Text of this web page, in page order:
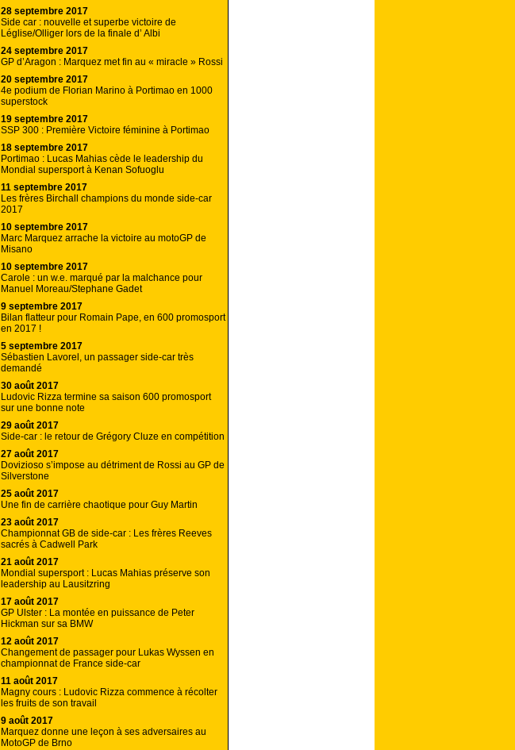
28 septembre 2017
Side car : nouvelle et superbe victoire de
Léglise/Olliger lors de la finale d’ Albi
24 septembre 2017
GP d’Aragon : Marquez met fin au « miracle » Rossi
20 septembre 2017
4e podium de Florian Marino à Portimao en 1000
superstock
19 septembre 2017
SSP 300 : Première Victoire féminine à Portimao
18 septembre 2017
Portimao : Lucas Mahias cède le leadership du
Mondial supersport à Kenan Sofuoglu
11 septembre 2017
Les frères Birchall champions du monde side-car
2017
10 septembre 2017
Marc Marquez arrache la victoire au motoGP de
Misano
10 septembre 2017
Carole : un w.e. marqué par la malchance pour
Manuel Moreau/Stephane Gadet
9 septembre 2017
Bilan flatteur pour Romain Pape, en 600 promosport
en 2017 !
5 septembre 2017
Sébastien Lavorel, un passager side-car très
demandé
30 août 2017
Ludovic Rizza termine sa saison 600 promosport
sur une bonne note
29 août 2017
Side-car : le retour de Grégory Cluze en compétition
27 août 2017
Dovizioso s’impose au détriment de Rossi au GP de
Silverstone
25 août 2017
Une fin de carrière chaotique pour Guy Martin
23 août 2017
Championnat GB de side-car : Les frères Reeves
sacrés à Cadwell Park
21 août 2017
Mondial supersport : Lucas Mahias préserve son
leadership au Lausitzring
17 août 2017
GP Ulster : La montée en puissance de Peter
Hickman sur sa BMW
12 août 2017
Changement de passager pour Lukas Wyssen en
championnat de France side-car
11 août 2017
Magny cours : Ludovic Rizza commence à récolter
les fruits de son travail
9 août 2017
Marquez donne une leçon à ses adversaires au
MotoGP de Brno